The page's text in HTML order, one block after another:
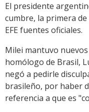
El presidente
cumbre, la primera
EFE fuentes oficiales.
Milei mantuvo
homólogo de Brasil,
negó a pedirle
brasileño, por haber
referencia a que es